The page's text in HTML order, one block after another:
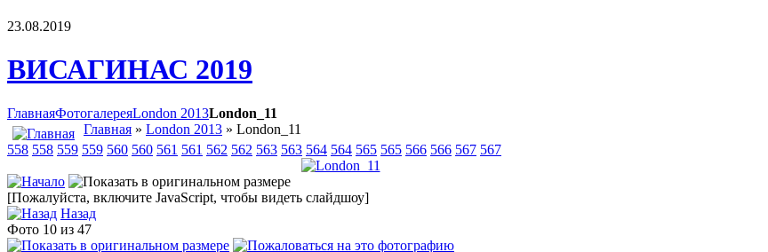
23.08.2019
ВИСАГИНАС 2019
ГлавнаяФотогалереяLondon 2013London_11
Главная » London 2013 » London_11
558 558 559 559 560 560 561 561 562 562 563 563 564 564 565 565 566 566 567 567
[Пожалуйста, включите JavaScript, чтобы видеть слайдшоу]
Назад
Фото 10 из 47